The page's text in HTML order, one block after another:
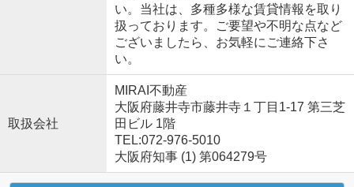
い。当社は、多種多様な賃貸情報を取り
扱っております。ご要望や不明な点など
ございましたら、お気軽にご連絡下さ
い。
取扱会社
MIRAI不動産
大阪府藤井寺市藤井寺１丁目1-17 第三芝
田ビル 1階
TEL:072-976-5010
大阪府知事 (1) 第064279号